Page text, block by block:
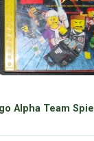
Alpha Team Spiel